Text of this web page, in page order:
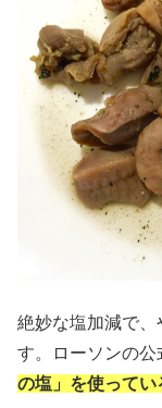
絶妙な塩加減で
す。ローソンの公
の塩」を使ってい